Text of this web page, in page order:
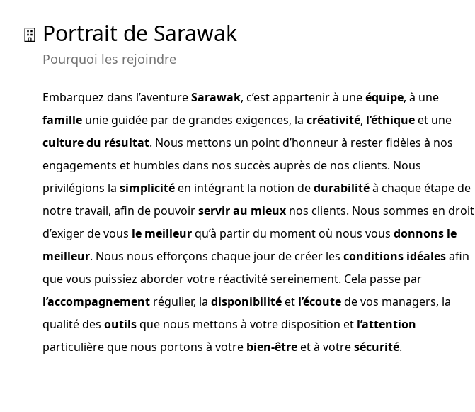
Portrait de Sarawak
Pourquoi les rejoindre
Embarquez dans l’aventureSarawak, c’est appartenir à uneéquipe, à une
famille unie guidée par de grandes exigences, la créativité, l’éthiqueet une
culture du résultat. Nous mettons un point d’honneur à rester fidèles à nos
engagements et humbles dans nos succès auprès de nos clients. Nous
privilégions la simplicitéen intégrant la notion dedurabilitéà chaque étape de
notre travail, afin de pouvoirservir au mieux nos clients. Nous sommes en droit
d’exiger de vous le meilleurqu’à partir du moment où nous vous donnons le
meilleur. Nous nous efforçons chaque jour de créer les conditions idéalesafin
que vous puissiez aborder votre réactivité sereinement. Cela passe par
l’accompagnement régulier, la disponibilitéet l’écoutede vos managers, la
qualité des outilsque nous mettons à votre disposition et l’attention
particulière que nous portons à votre bien-êtreet à votresécurité.